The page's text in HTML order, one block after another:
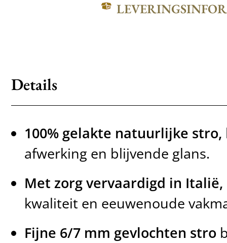
Details
100% gelakte natuurlijke stro,
afwerking en blijvende glans.
Met zorg vervaardigd in Italië,
kwaliteit en eeuwenoude
Fijne 6/7 mm gevlochten stro